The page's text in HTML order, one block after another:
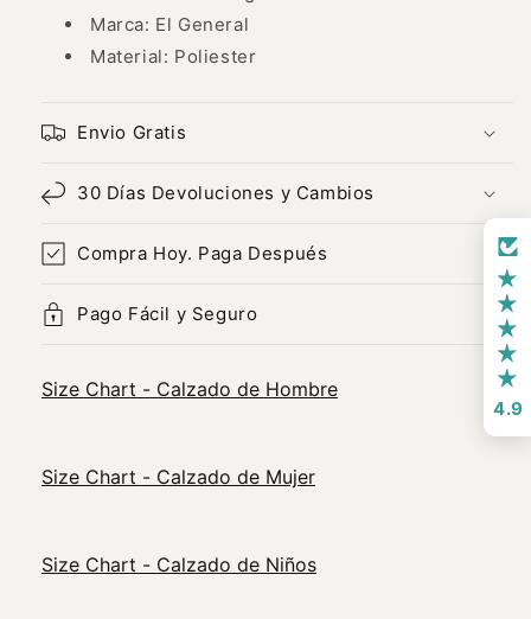
Marca: El General
Material: Poliester
Envio Gratis
30 Días Devoluciones y Cambios
Compra Hoy. Paga Después
Pago Fácil y Seguro
Size Chart - Calzado de Hombre
Size Chart - Calzado de Mujer
Size Chart - Calzado de Niños
4.9